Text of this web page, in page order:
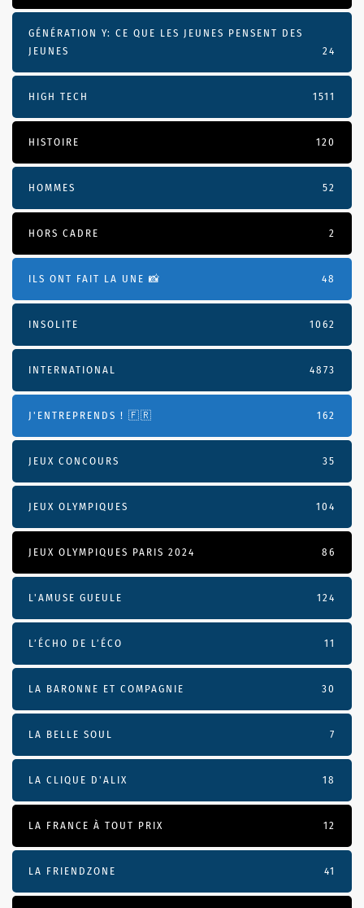
GÉNÉRATION Y: CE QUE LES JEUNES PENSENT DES
JEUNES
24
HIGH TECH 1511
HISTOIRE 120
HOMMES 52
HORS CADRE 2
ILS ONT FAIT LA UNE 📸 48
INSOLITE 1062
INTERNATIONAL 4873
J'ENTREPRENDS ! 🇫🇷 162
JEUX CONCOURS 35
JEUX OLYMPIQUES 104
JEUX OLYMPIQUES PARIS 2024 86
L'AMUSE GUEULE 124
L’ÉCHO DE L’ÉCO 11
LA BARONNE ET COMPAGNIE 30
LA BELLE SOUL 7
LA CLIQUE D'ALIX 18
LA FRANCE À TOUT PRIX 12
LA FRIENDZONE 41